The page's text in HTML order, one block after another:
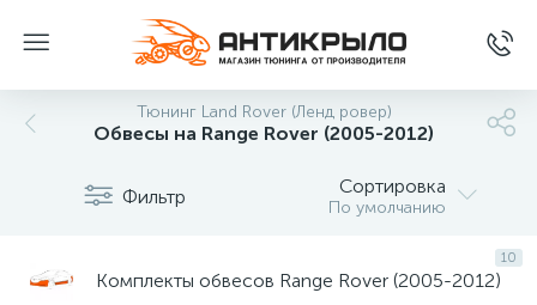
Тюнинг Land Rover (Ленд ровер)
Обвесы на Range Rover (2005-2012)
Фильтр Сортировка
По умолчанию
10
Комплекты обвесов Range Rover (2005-2012)